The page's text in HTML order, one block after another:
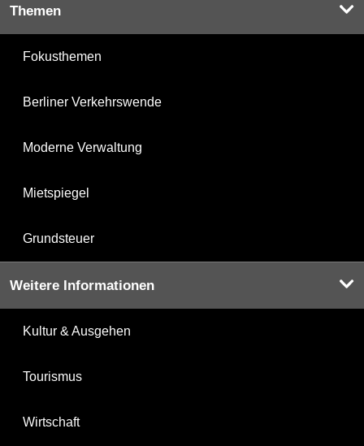
Themen
Fokusthemen
Berliner Verkehrswende
Moderne Verwaltung
Mietspiegel
Grundsteuer
Weitere Informationen
Kultur & Ausgehen
Tourismus
Wirtschaft